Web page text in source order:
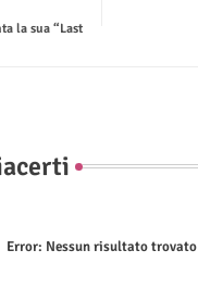
ter
la sua “Last
Error: Nessun risultato trovato